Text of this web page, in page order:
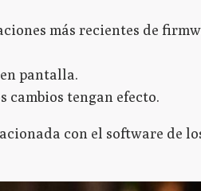
más recientes de
pantalla.
cambios tengan efecto.
con el software de